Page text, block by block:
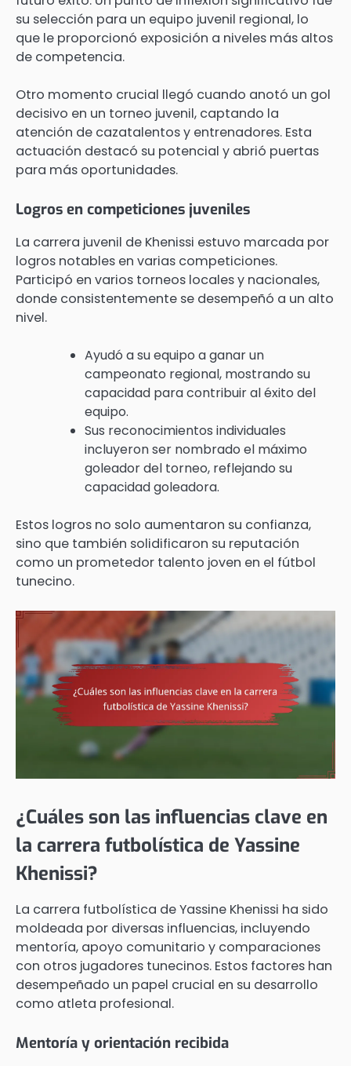
su selección para un equipo juvenil regional, lo
que le proporcionó exposición a niveles más altos
de competencia.
Otro momento crucial llegó cuando anotó un gol
decisivo en un torneo juvenil, captando la
atención de cazatalentos y entrenadores. Esta
actuación destacó su potencial y abrió puertas
para más oportunidades.
Logros en competiciones juveniles
La carrera juvenil de Khenissi estuvo marcada por
logros notables en varias competiciones.
Participó en varios torneos locales y nacionales,
donde consistentemente se desempeñó a un alto
nivel.
Ayudó a su equipo a ganar un
campeonato regional, mostrando su
capacidad para contribuir al éxito del
equipo.
Sus reconocimientos individuales
incluyeron ser nombrado el máximo
goleador del torneo, reflejando su
capacidad goleadora.
Estos logros no solo aumentaron su confianza,
sino que también solidificaron su reputación
como un prometedor talento joven en el fútbol
tunecino.
¿Cuáles son las influencias clave en
la carrera futbolística de Yassine
Khenissi?
La carrera futbolística de Yassine Khenissi ha sido
moldeada por diversas influencias, incluyendo
mentoría, apoyo comunitario y comparaciones
con otros jugadores tunecinos. Estos factores han
desempeñado un papel crucial en su desarrollo
como atleta profesional.
Mentoría y orientación recibida